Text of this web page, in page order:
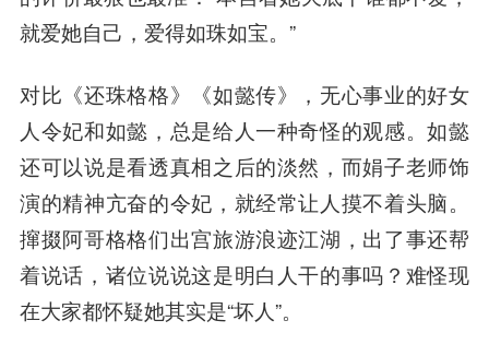
就爱她自己，爱得如珠如宝。”
对比《还珠格格》《如懿传》，无心事业的好女
人令妃和如懿，总是给人一种奇怪的观感。如懿
还可以说是看透真相之后的淡然，而娟子老师饰
演的精神亢奋的令妃，就经常让人摸不着头脑。
撺掇阿哥格格们出宫旅游浪迹江湖，出了事还帮
着说话，诸位说说这是明白人干的事吗？难怪现
在大家都怀疑她其实是“坏人”。